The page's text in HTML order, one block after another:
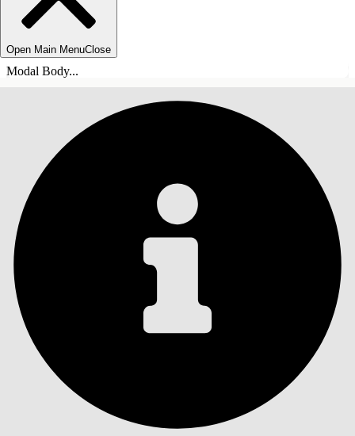
Open Main MenuClose
Modal Body...
INHALT